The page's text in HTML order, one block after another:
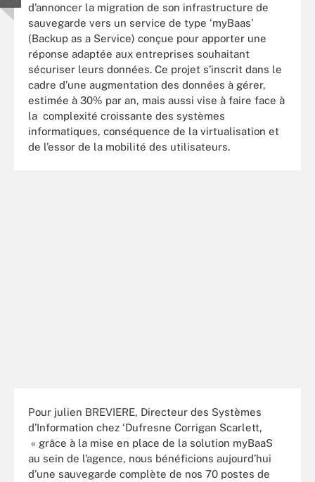
d’annoncer la migration de son infrastructure de
sauvegarde vers un service de type ‘myBaas’
(Backup as a Service) conçue pour apporter une
réponse adaptée aux entreprises souhaitant
sécuriser leurs données. Ce projet s’inscrit dans le
cadre d’une augmentation des données à gérer,
estimée à 30% par an, mais aussi vise à faire face à
la complexité croissante des systèmes
informatiques, conséquence de la virtualisation et
de l’essor de la mobilité des utilisateurs.
Pour julien BREVIERE, Directeur des Systèmes
d’Information chez ‘Dufresne Corrigan Scarlett,
« grâce à la mise en place de la solution myBaaS
au sein de l’agence, nous bénéficions aujourd’hui
d’une sauvegarde complète de nos 70 postes de